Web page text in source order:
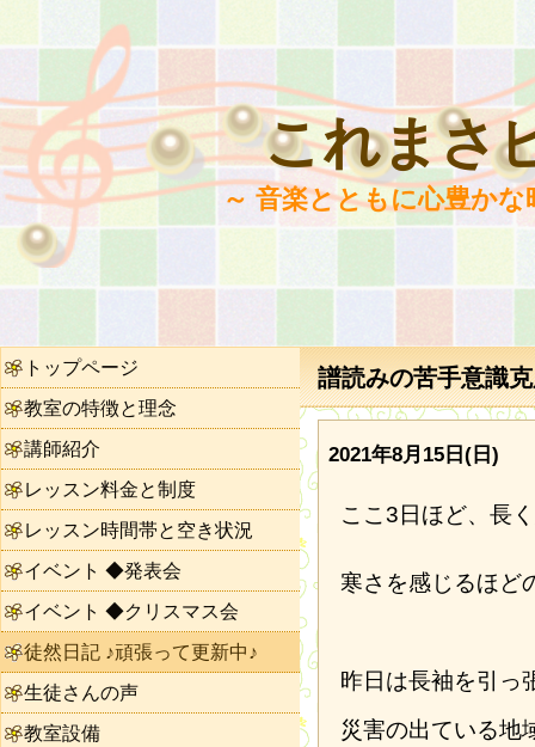
これまさ
～ 音楽とともに心豊か
譜読みの苦手意識
2021年8月15日(日)
ここ3日ほど、長
寒さを感じるほど
昨日は長袖を引っ
災害の出ている地
トップページ
教室の特徴と理念
講師紹介
レッスン料金と制度
レッスン時間帯と空き状況
イベント ◆発表会
イベント ◆クリスマス会
徒然日記 ♪頑張って更新中♪
生徒さんの声
教室設備